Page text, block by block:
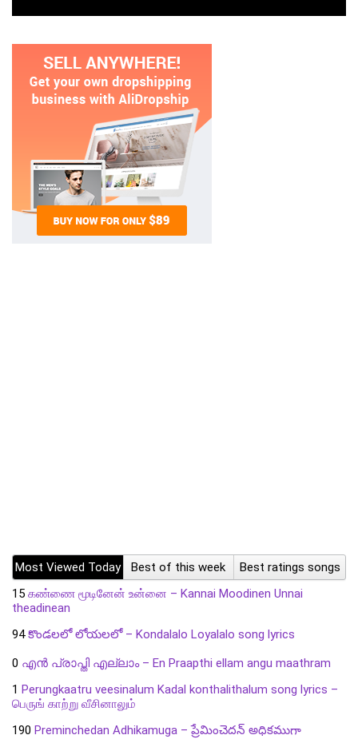
Most Viewed Today Best of this week
Best ratings songs
15 கண்ணை மூடினேன் உன்னை – Kannai Moodinen Unnai
theadinean
94 కొండలలో లోయలలో – Kondalalo Loyalalo song lyrics
0 എൻ പ്രാപ്തി എല്ലാം – En Praapthi ellam angu maathram
1 Perungkaatru veesinalum Kadal konthalithalum song lyrics –
பெருங் காற்று வீசினாலும்
190 Preminchedan Adhikamuga – ప్రేమించెదన్ అధికముగా